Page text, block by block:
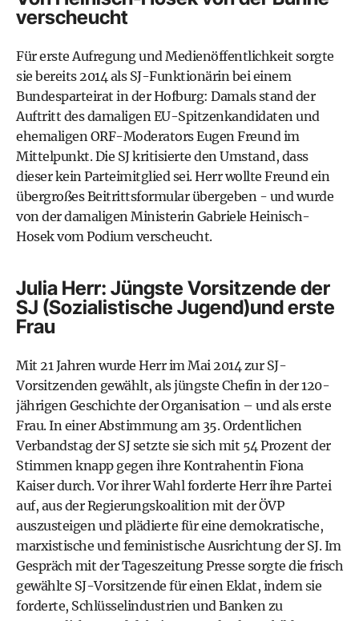
verscheucht
Für erste Aufregung und Medienöffentlichkeit sorgte
sie bereits 2014 als SJ-Funktionärin bei einem
Bundesparteirat in der Hofburg: Damals stand der
Auftritt des damaligen EU-Spitzenkandidaten und
ehemaligen ORF-Moderators Eugen Freund im
Mittelpunkt. Die SJ kritisierte den Umstand, dass
dieser kein Parteimitglied sei. Herr wollte Freund ein
übergroßes Beitrittsformular übergeben - und wurde
von der damaligen Ministerin Gabriele Heinisch-
Hosek vom Podium verscheucht.
Julia Herr: Jüngste Vorsitzende der
SJ (Sozialistische Jugend)und erste
Frau
Mit 21 Jahren wurde Herr im Mai 2014 zur SJ-
Vorsitzenden gewählt, als jüngste Chefin in der 120-
jährigen Geschichte der Organisation – und als erste
Frau. In einer Abstimmung am 35. Ordentlichen
Verbandstag der SJ setzte sie sich mit 54 Prozent der
Stimmen knapp gegen ihre Kontrahentin Fiona
Kaiser durch. Vor ihrer Wahl forderte Herr ihre Partei
auf, aus der Regierungskoalition mit derÖVP
auszusteigen und plädierte für eine demokratische,
marxistische undfeministischeAusrichtung der SJ. Im
Gespräch mit der Tageszeitung Presse sorgte die frisch
gewählte SJ-Vorsitzende für einen Eklat, indem sie
forderte, Schlüsselindustrien und Banken zu